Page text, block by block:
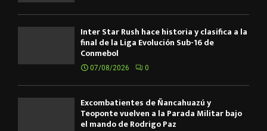
Inter Star Rush hace historia y clasifica a la
final de la Liga Evolución Sub-16 de
Conmebol
07/08/2026 0
Excombatientes de Ñancahuazú y
Teoponte vuelven a la Parada Militar bajo
el mando de Rodrigo Paz